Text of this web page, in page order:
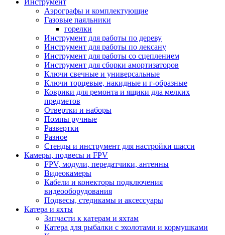
Инструмент
Аэрографы и комплектующие
Газовые паяльники
горелки
Инструмент для работы по дереву
Инструмент для работы по лексану
Инструмент для работы со сцеплением
Инструмент для сборки амортизаторов
Ключи свечные и универсальные
Ключи торцевые, накидные и г-образные
Коврики для ремонта и ящики дла мелких
предметов
Отвертки и наборы
Помпы ручные
Развертки
Разное
Стенды и инструмент для настройки шасси
Камеры, подвесы и FPV
FPV, модули, передатчики, антенны
Видеокамеры
Кабели и конекторы подключения
видеооборудования
Подвесы, стедикамы и аксессуары
Катера и яхты
Запчасти к катерам и яхтам
Катера для рыбалки с эхолотами и кормушками